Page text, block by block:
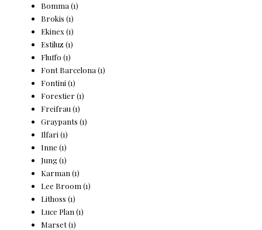
Bomma (1)
Brokis (1)
Ekinex(1)
Estiluz (1)
Fluffo (1)
Font Barcelona (1)
Fontini (1)
Forestier(1)
Freifrau (1)
Graypants (1)
Ilfari (1)
Inne (1)
Jung(1)
Karman (1)
Lee Broom (1)
Lithoss (1)
Luce Plan (1)
Marset(1)